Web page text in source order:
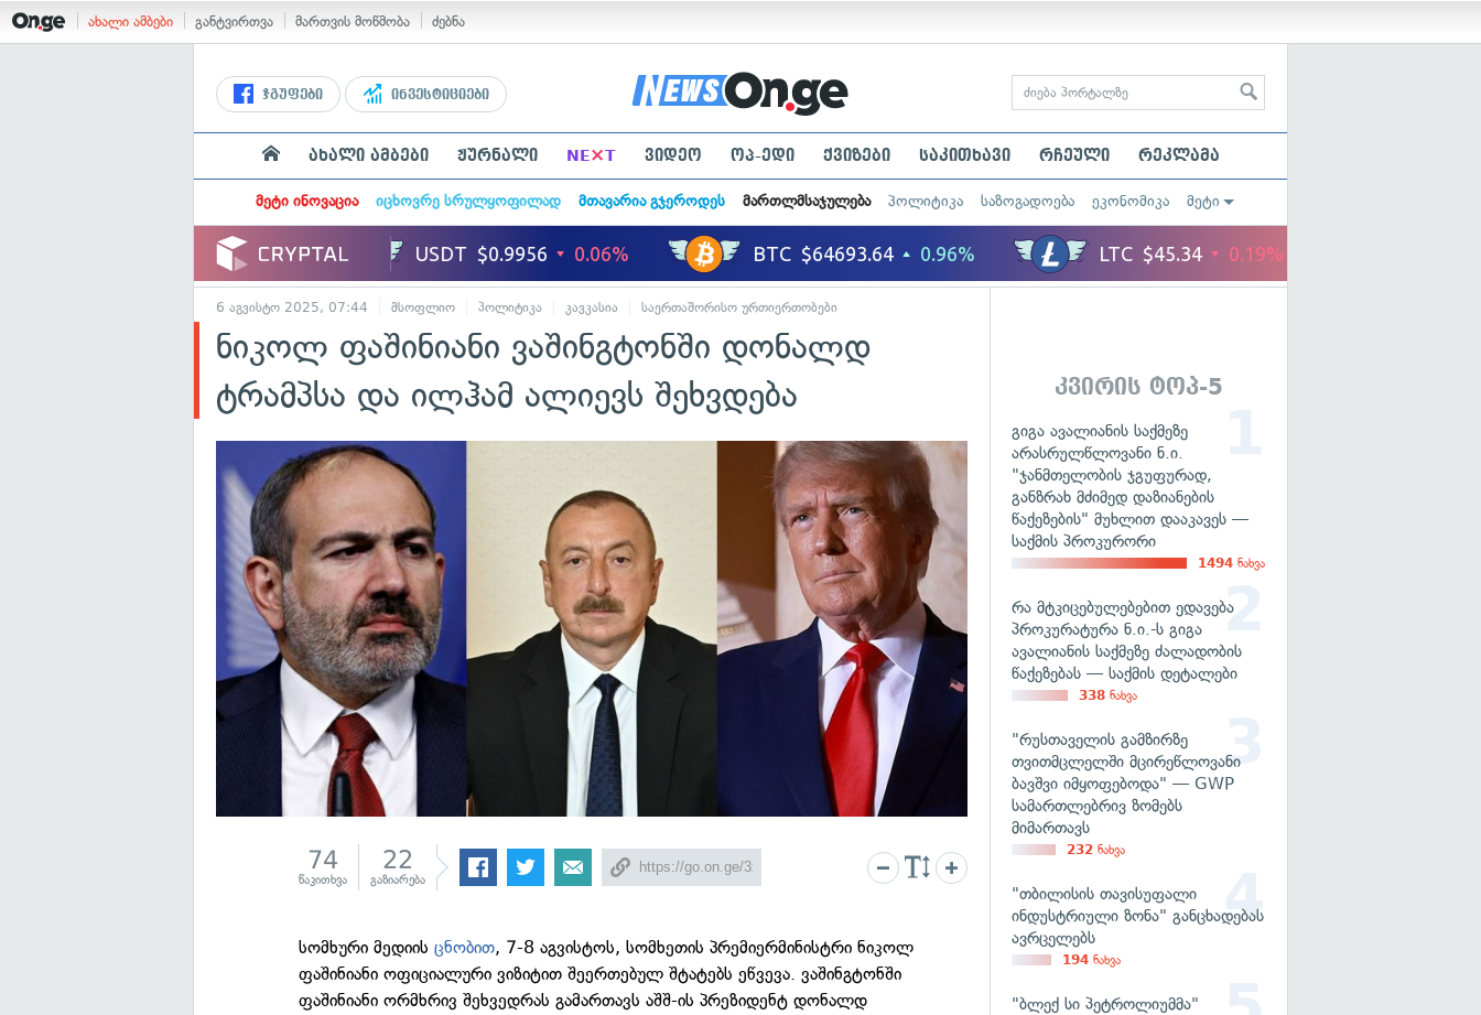
ახალი ამბები განტვირთვა მართვის მოწმობა ძებნა
ჯგუფები ინვესტიციები
ახალი ამბები ჟურნალი NE×T ვიდეო ოპ-ედი ქვიზები საკითხავი რჩეული რეკლამა
მეტი ინოვაცია იცხოვრე სრულყოფილად მთავარია გჯეროდეს მართლმსაჯულება პოლიტიკა საზოგადოება ეკონომიკა მეტი
6 აგვისტო 2025, 07:44 მსოფლიო პოლიტიკა კავკასია საერთაშორისო ურთიერთობები
ნიკოლ ფაშინიანი ვაშინგტონში დონალდ
ტრამპსა და ილჰამ ალიევს შეხვდება
74
წაკითხვა
22
გაზიარება
სომხური მედიისცნობით, 7-8 აგვისტოს, სომხეთის პრემიერმინისტრი ნიკოლ
ფაშინიანი ოფიციალური ვიზიტით შეერთებულ შტატებს ეწვევა. ვაშინგტონში
ფაშინიანი ორმხრივ შეხვედრას გამართავს აშშ-ის პრეზიდენტ დონალდ
კვირის ტოპ-5
გიგა ავალიანის საქმეზე
არასრულწლოვანი ნ.ი.
"ჯანმთელობის ჯგუფურად,
განზრახ მძიმედ დაზიანების
წაქეზების" მუხლით დააკავეს —
საქმის პროკურორი
1494 ნახვა
რა მტკიცებულებებით ედავება
პროკურატურა ნ.ი.-ს გიგა
ავალიანის საქმეზე ძალადობის
წაქეზებას — საქმის დეტალები
338 ნახვა
"რუსთაველის გამზირზე
თვითმცლელში მცირეწლოვანი
ბავშვი იმყოფებოდა" — GWP
სამართლებრივ ზომებს
მიმართავს
232 ნახვა
"თბილისის თავისუფალი
ინდუსტრიული ზონა" განცხადებას
ავრცელებს
194 ნახვა
"ბლექ სი პეტროლიუმმა"